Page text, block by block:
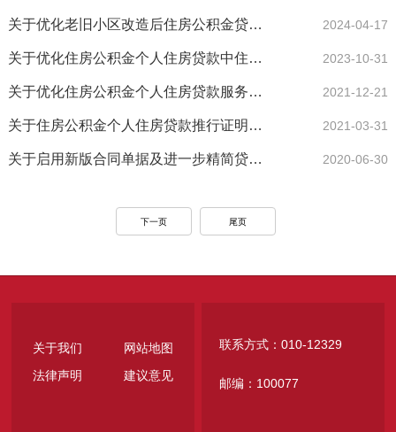
关于优化老旧小区改造后住房公积金贷款期限核定标准的通知 2024-04-17
关于优化住房公积金个人住房贷款中住房套数认定标准的通知 2023-10-31
关于优化住房公积金个人住房贷款服务的十条具体措施 2021-12-21
关于住房公积金个人住房贷款推行证明告知承诺制的通知 2021-03-31
关于启用新版合同单据及进一步精简贷款办事材料有关事项的通知 2020-06-30
下一页 尾页
关于我们
网站地图
法律声明
建议意见
联系方式：010-12329
邮编：100077